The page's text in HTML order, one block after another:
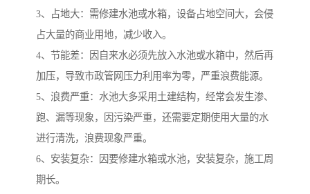
3、占地大：需修建水池或水箱，设备占地空间大，会侵
占大量的商业用地，减少收入。
4、节能差：因自来水必须先放入水池或水箱中，然后再
加压，导致市政管网压力利用率为零，严重浪费能源。
5、浪费严重：水池大多采用土建结构，经常会发生渗、
跑、漏等现象，因污染严重，还需要定期使用大量的水
进行清洗，浪费现象严重。
6、安装复杂：因要修建水箱或水池，安装复杂，施工周
期长。